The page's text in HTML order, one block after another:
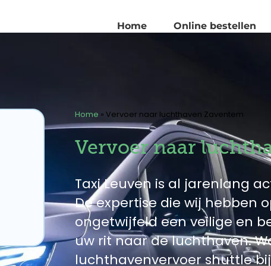
Home Online bestellen
Home »Vervoer naar luchthaven Zaventem
Vervoer naar
Taxi Leuven is al jarenlang
De expertise die wij hebben
ongetwijfeld een veilige en
uw rit naar de luchthaven.
luchthavenvervoer shuttle